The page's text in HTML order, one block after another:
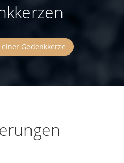
Gedenkkerze